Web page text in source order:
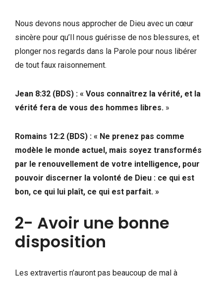
Nous devons nous approcher de Dieu avec un cœur
sincère pour qu’Il nous guérisse de nos blessures, et
plonger nos regards dans la Parole pour nous libérer
de tout faux raisonnement.
‭‭Jean‬ ‭8:32‬ (‭BDS‬‬) : « Vous connaîtrez la vérité, et la
vérité fera de vous des hommes libres. »
Romains‬ ‭12:2‬ (‭BDS) :‬‬ « Ne prenez pas comme
modèle le monde actuel, mais soyez transformés
par le renouvellement de votre intelligence, pour
pouvoir discerner la volonté de Dieu : ce qui est
bon, ce qui lui plaît, ce qui est parfait. »
2- Avoir une bonne
disposition
Les extravertis n’auront pas beaucoup de mal à